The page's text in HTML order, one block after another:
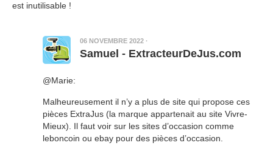
est inutilisable !
06 NOVEMBRE 2022 ·
Samuel - ExtracteurDeJus.com
@Marie:
Malheureusement il n’y a plus de site qui propose ces
pièces ExtraJus (la marque appartenait au site Vivre-
Mieux). Il faut voir sur les sites d’occasion comme
leboncoin ou ebay pour des pièces d’occasion.